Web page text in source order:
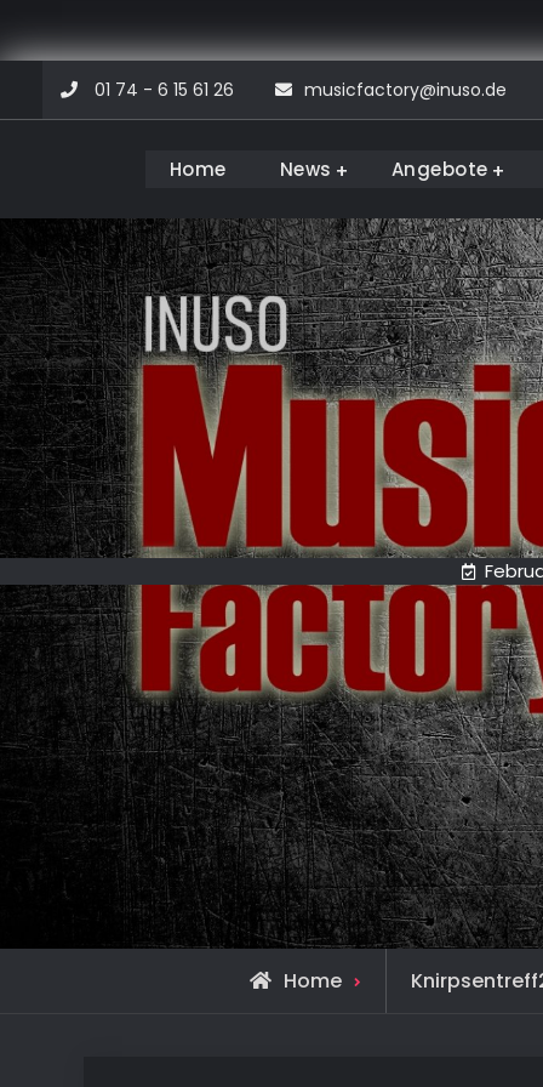
content
01 74 - 6 15 61 26 musicfactory@inuso.de
Musicfactory
Home News Angebote
Home